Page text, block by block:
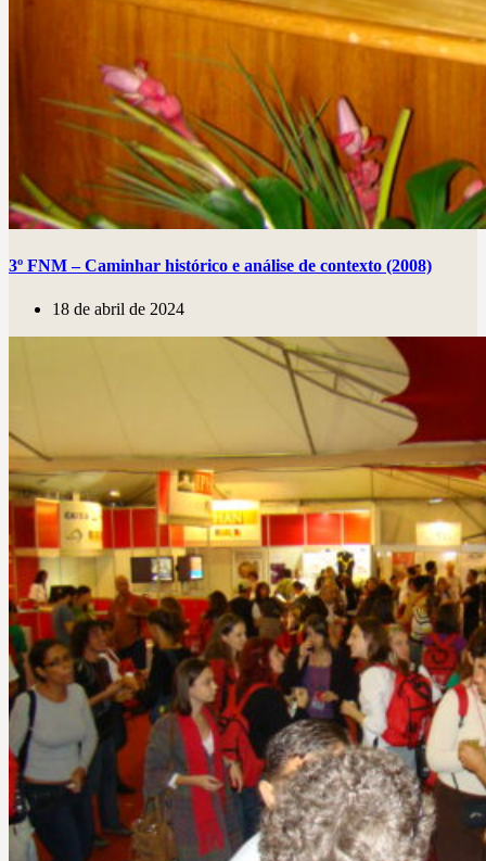
3º FNM – Caminhar histórico e análise de contexto (2008)
18 de abril de 2024